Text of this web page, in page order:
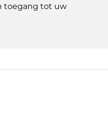
toegang tot uw